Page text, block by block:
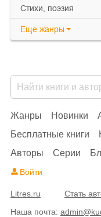
cтихи, поэзия
Еще жанры
Жанры Новинки
Бесплатные книги
Авторы
Серии
Войти
Litres.ru Стать
Наша почта: